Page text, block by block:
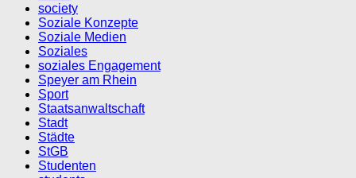
society
Soziale Konzepte
Soziale Medien
Soziales
soziales Engagement
Speyer am Rhein
Sport
Staatsanwaltschaft
Stadt
Städte
StGB
Studenten